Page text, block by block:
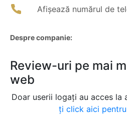
Afișează numărul de
Despre companie:
Review-uri pe mai
web
Doar userii logați au acces la
ți click aici